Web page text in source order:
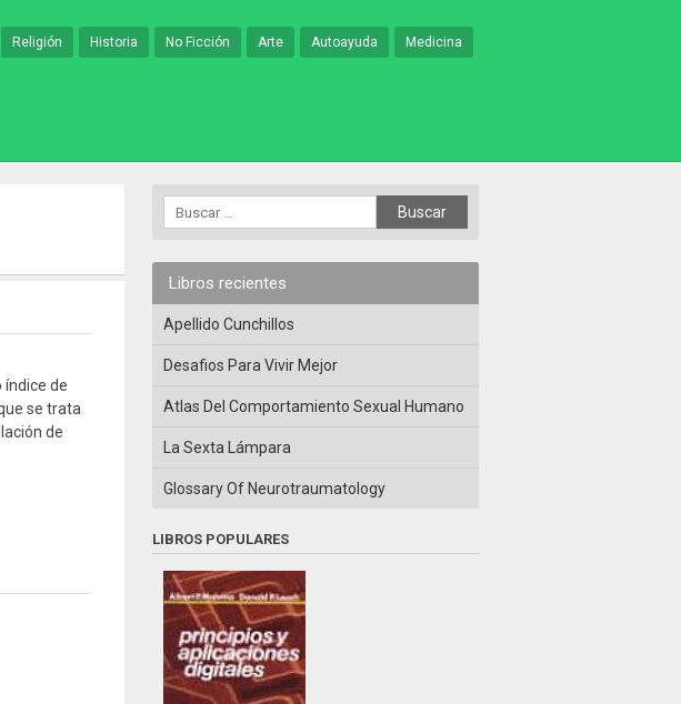
Religión Historia No Ficción Arte Autoayuda Medicina
de
se trata
de
Libros recientes
Apellido Cunchillos
Desafios Para Vivir Mejor
Atlas Del Comportamiento Sexual Humano
La Sexta Lámpara
Glossary Of Neurotraumatology
LIBROS POPULARES